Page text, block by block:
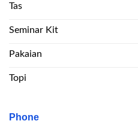
Tas
Seminar Kit
Pakaian
Topi
Phone